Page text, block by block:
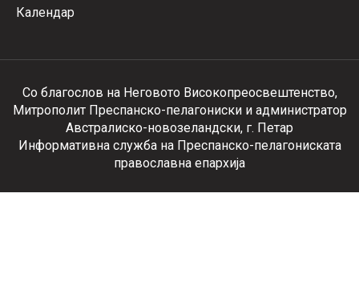
Календар
Со благослов на Неговото Високопреосвештенство,
Митрополит Преспанско-пелагониски и администратор
Австралиско-новозеландски, г. Петар
Информативна служба на Преспанско-пелагониската
православна епархија